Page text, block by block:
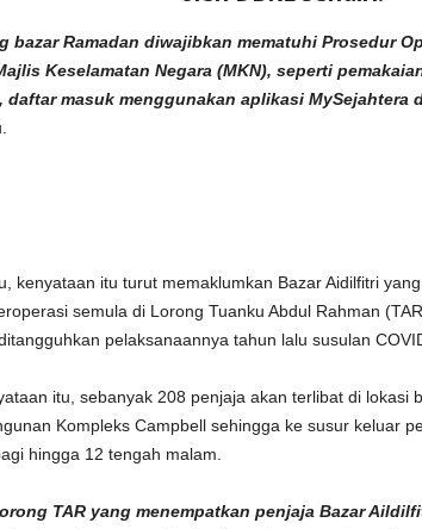
bazar Ramadan diwajibkan mematuhi Prosedur
Keselamatan Negara (MKN), seperti
daftar masuk menggunakan aplikasi MySejahtera
kenyataan itu turut memaklumkan Bazar Aidilfitri
semula di Lorong Tuanku Abdul Rahman
pelaksanaannya tahun lalu susulan
itu, sebanyak 208 penjaja akan terlibat di lokasi
Kompleks Campbell sehingga ke susur keluar
hingga 12 tengah malam.
TAR yang menempatkan penjaja Bazar